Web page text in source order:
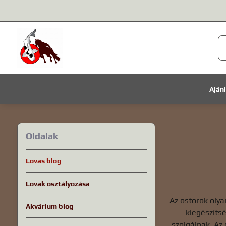
Az ostorok
Oldalak
Lovas blog
Lovak osztályozása
Akvárium blog